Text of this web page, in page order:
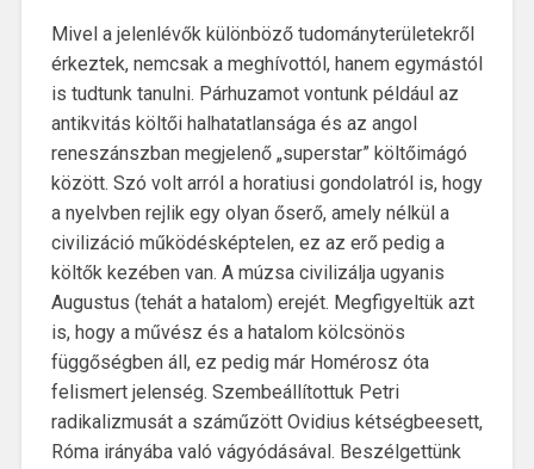
Mivel a jelenlévők különböző tudományterületekről
érkeztek, nemcsak a meghívottól, hanem egymástól
is tudtunk tanulni. Párhuzamot vontunk például az
antikvitás költői halhatatlansága és az angol
reneszánszban megjelenő „superstar” költőimágó
között. Szó volt arról a horatiusi gondolatról is, hogy
a nyelvben rejlik egy olyan őserő, amely nélkül a
civilizáció működésképtelen, ez az erő pedig a
költők kezében van. A múzsa civilizálja ugyanis
Augustus (tehát a hatalom) erejét. Megfigyeltük azt
is, hogy a művész és a hatalom kölcsönös
függőségben áll, ez pedig már Homérosz óta
felismert jelenség. Szembeállítottuk Petri
radikalizmusát a száműzött Ovidius kétségbeesett,
Róma irányába való vágyódásával. Beszélgettünk